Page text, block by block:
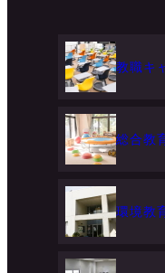
教職キ
総合教
環境教